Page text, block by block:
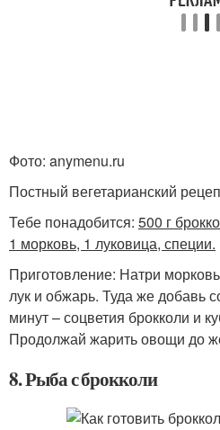
Фото: anymenu.ru
Постный вегетарианский
Тебе понадобится: 500 г
1 морковь, 1 луковица, специи.
Приготовление: Натри
лук и обжарь. Туда же добавь
минут – соцветия брокколи и
Продолжай жарить овощи до
8. Рыба с брокколи